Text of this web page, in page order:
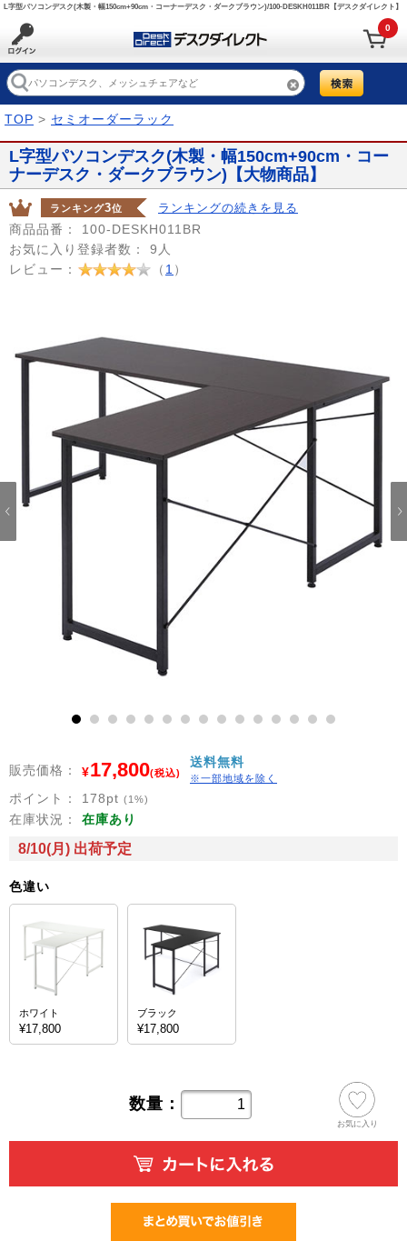
L字型パソコンデスク(木製・幅150cm+90cm・コーナーデスク・ダークブラウン)/100-DESKH011BR【デスクダイレクト】
0
TOP > セミオーダーラック
L字型パソコンデスク(木製・幅150cm+90cm・コー
ナーデスク・ダークブラウン)【大物商品】
ランキング3位 ランキングの続きを見る
商品品番：
100-DESKH011BR
お気に入り登録者数：
9人
レビュー：
（ 1 ）
10 11 12 13 14
販売価格： ¥17,800(税込)
送料無料
※一部地域を除く
ポイント： 178pt (1%)
在庫状況： 在庫あり
8/10(月) 出荷予定
色違い
ホワイト
¥17,800
ブラック
¥17,800
数量：
お気に入り